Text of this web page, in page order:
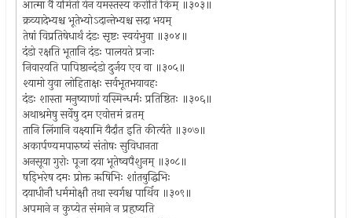
आत्मा वै यमितो येन यमस्तस्य करोति किम् ॥३०३॥
क्रव्यादेभ्यश्च भूतेभ्योऽदान्तेभ्यश्च सदा भयम्
तेषां विप्रतिषेधार्थं दंडः सृष्टः स्वयंभुवा ॥३०४॥
दंडो रक्षति भूतानि दंडः पालयते प्रजाः
निवारयति पापिष्ठान्दंडो दुर्जय एव वा ॥३०५॥
श्यामो युवा लोहिताक्षः सर्वभूतभयावहः
दंडः शास्ता मनुष्याणां यस्मिन्धर्मः प्रतिष्ठितः ॥३०६॥
अथाश्रमेषु सर्वेषु दम एवोत्तमं व्रतम्
तानि लिंगानि वक्ष्यामि यैर्दांत इति कीर्त्यते ॥३०७॥
अकार्पण्यमपारुष्यं संतोषः सुविधानता
अनसूया गुरोः पूजा दया भूतेष्वपैशुनम् ॥३०८॥
षड्भिरेष दमः प्रोक्त ऋषिभिः शांतबुद्धिभिः
दयाधीनौ धर्ममोक्षौ तथा स्वर्गश्च पार्थिव ॥३०९॥
अपमाने न कुप्येत संमाने न प्रहृष्यति